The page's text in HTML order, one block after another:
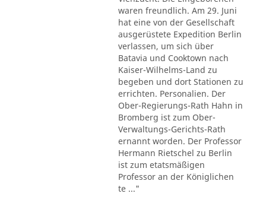
waren freundlich. Am 29. Juni
hat eine von der Gesellschaft
ausgerüstete Expedition Berlin
verlassen, um sich über
Batavia und Cooktown nach
Kaiser-Wilhelms-Land zu
begeben und dort Stationen zu
errichten. Personalien. Der
Ober-Regierungs-Rath Hahn in
Bromberg ist zum Ober-
Verwaltungs-Gerichts-Rath
ernannt worden. Der Professor
Hermann Rietschel zu Berlin
ist zum etatsmäßigen
Professor an der Königlichen
te ..."